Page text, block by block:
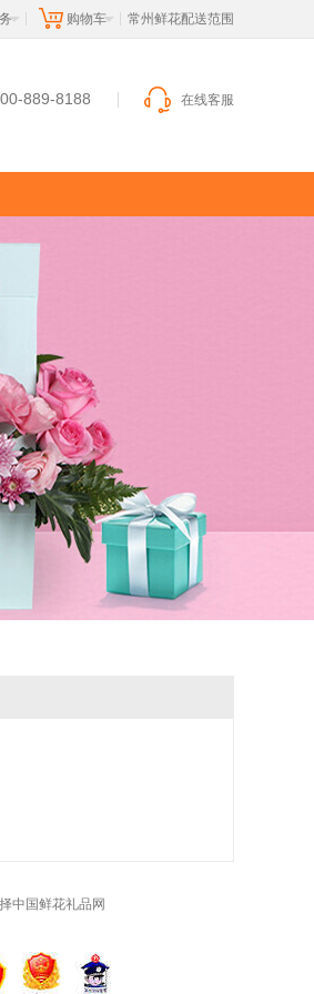
购物车 常州鲜花配送范围
889-8188 在线客服
中国鲜花礼品网